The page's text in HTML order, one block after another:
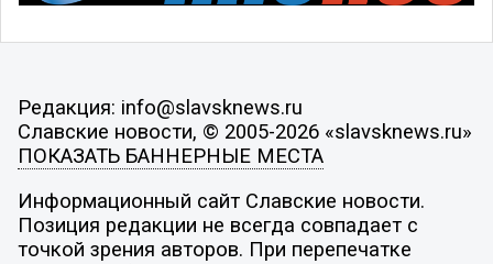
Редакция: info@slavsknews.ru
Славские новости, © 2005-2026 «slavsknews.ru»
ПОКАЗАТЬ БАННЕРНЫЕ МЕСТА
Информационный сайт Славские новости.
Позиция редакции не всегда совпадает с
точкой зрения авторов. При перепечатке